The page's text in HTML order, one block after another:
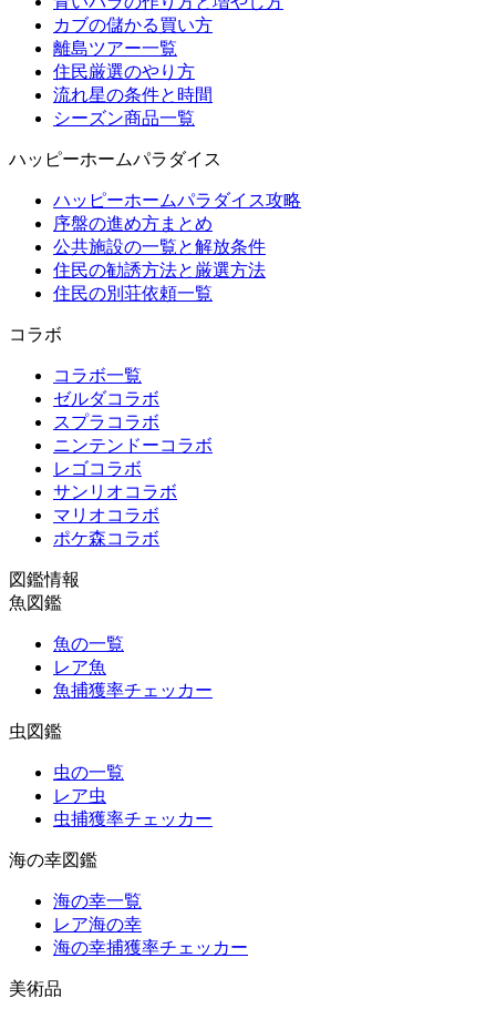
カブの儲かる買い方
離島ツアー一覧
住民厳選のやり方
流れ星の条件と時間
シーズン商品一覧
ハッピーホームパラダイス
ハッピーホームパラダイス攻略
序盤の進め方まとめ
公共施設の一覧と解放条件
住民の勧誘方法と厳選方法
住民の別荘依頼一覧
コラボ
コラボ一覧
ゼルダコラボ
スプラコラボ
ニンテンドーコラボ
レゴコラボ
サンリオコラボ
マリオコラボ
ポケ森コラボ
図鑑情報
魚図鑑
魚の一覧
レア魚
魚捕獲率チェッカー
虫図鑑
虫の一覧
レア虫
虫捕獲率チェッカー
海の幸図鑑
海の幸一覧
レア海の幸
海の幸捕獲率チェッカー
美術品